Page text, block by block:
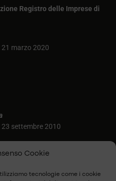
Cookie
tecnologie come i cookie
Registro delle Imprese di
marzo 2020
settembre 2010